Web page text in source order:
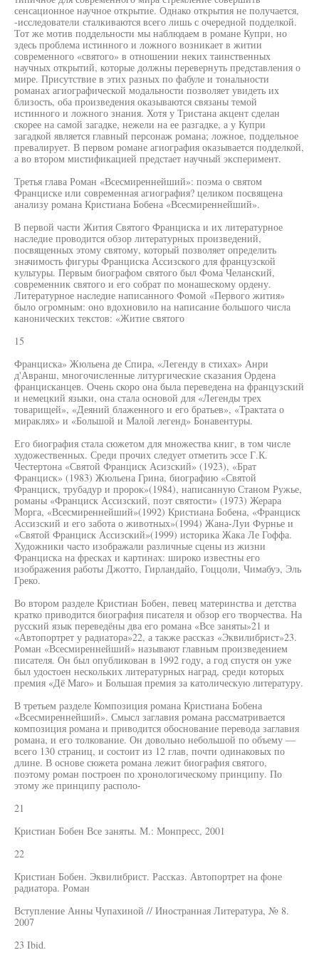
сенсационное научное открытие. Однако открытия не получается,
-исследователи сталкиваются всего лишь с очередной подделкой.
Тот же мотив поддельности мы наблюдаем в романе Купри, но
здесь проблема истинного и ложного возникает в житии
современного «святого» в отношении неких таинственных
научных открытий, которые должны перевернуть представления о
мире. Присутствие в этих разных по фабуле и тональности
романах агиографической модальности позволяет увидеть их
близость, оба произведения оказываются связаны темой
истинного и ложного знания. Хотя у Тристана акцент сделан
скорее на самой загадке, нежели на ее разгадке, а у Купри
загадкой является главный персонаж романа; ложное, поддельное
превалирует. В первом романе агиография оказывается подделкой,
а во втором мистификацией предстает научный эксперимент.
Третья глава Роман «Всесмиреннейший»: поэма о святом
Франциске или современная агиография? целиком посвящена
анализу романа Кристиана Бобена «Всесмиреннейший».
В первой части Жития Святого Франциска и их литературное
наследие проводится обзор литературных произведений,
посвященных этому святому, который позволяет определить
значимость фигуры Франциска Ассизского для французской
культуры. Первым биографом святого был Фома Челанский,
современник святого и его собрат по монашескому ордену.
Литературное наследие написанного Фомой «Первого жития»
было огромным: оно вдохновило на написание большого числа
канонических текстов: «Житие святого
15
Франциска» Жюльена де Спира, «Легенду в стихах» Анри
д'Авранш, многочисленные литургические сказания Ордена
францисканцев. Очень скоро она была переведена на французский
и немецкий языки, она стала основой для «Легенды трех
товарищей», «Деяний блаженного и его братьев», «Трактата о
мираклях» и «Большой и Малой легенд» Бонавентуры.
Его биография стала сюжетом для множества книг, в том числе
художественных. Среди прочих следует отметить эссе Г.К.
Честертона «Святой Франциск Асизский» (1923), «Брат
Франциск» (1983) Жюльена Грина, биографию «Святой
Франциск, трубадур и пророк»(1984), написанную Станом Ружье,
романы «Франциск Ассизский, поэт святости» (1973) Жерара
Морга, «Всесмиреннейший»(1992) Кристиана Бобена, «Франциск
Ассизский и его забота о животных»(1994) Жана-Луи Фурнье и
«Святой Франциск Ассизский»(1999) историка Жака Ле Гоффа.
Художники часто изображали различные сцены из жизни
Франциска на фресках и картинах: широко известны его
изображения работы Джотто, Гирландайо, Гоццоли, Чимабуэ, Эль
Греко.
Во втором разделе Кристиан Бобен, певец материнства и детства
кратко приводится биография писателя и обзор его творчества. На
русский язык переведёны два его романа «Все заняты»21 и
«Автопортрет у радиатора»22, а также рассказ «Эквилибрист»23.
Роман «Всесмиреннейший» называют главным произведением
писателя. Он был опубликован в 1992 году, а год спустя он уже
был удостоен нескольких литературных наград, среди которых
премия «Дё Maro» и Большая премия за католическую литературу.
В третьем разделе Композиция романа Кристиана Бобена
«Всесмиреннейший». Смысл заглавия романа рассматривается
композиция романа и приводится обоснование перевода заглавия
романа, и его толкование. Он довольно небольшой по объему —
всего 130 страниц, и состоит из 12 глав, почти одинаковых по
длине. В основе сюжета романа лежит биография святого,
поэтому роман построен по хронологическому принципу. По
этому же принципу располо-
21
Кристиан Бобен Все заняты. М.: Монпресс, 2001
22
Кристиан Бобен. Эквилибрист. Рассказ. Автопортрет на фоне
радиатора. Роман
Вступление Анны Чупахиной // Иностранная Литература, № 8.
2007
23 Ibid.